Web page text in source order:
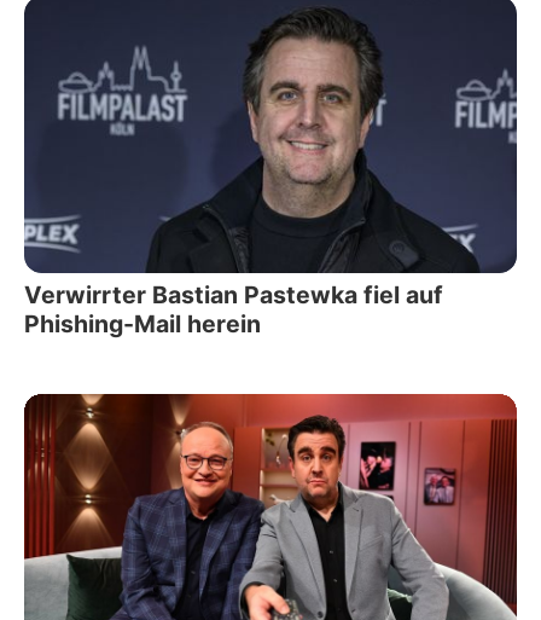
Verwirrter Bastian Pastewka fiel auf
Phishing-Mail herein